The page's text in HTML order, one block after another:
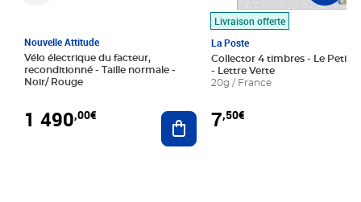
Nouvelle Attitude
Vélo électrique du facteur,
reconditionné - Taille normale -
Noir/ Rouge
1 490,00€ Ajouter au panier
Livraison offerte
La Poste
Collector 4 timbres - Le Petit
- Lettre Verte
20g / France
7,50€